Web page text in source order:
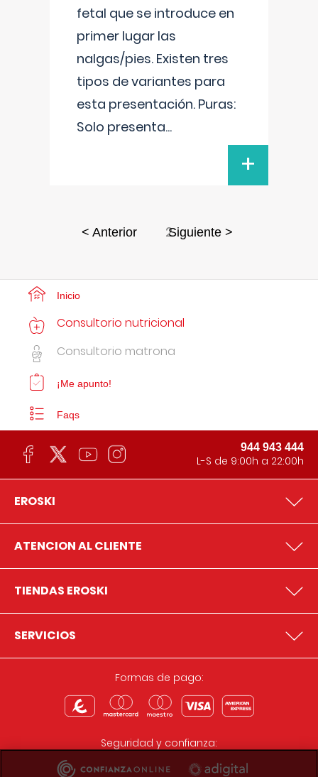
fetal que se introduce en
primer lugar las
nalgas/pies. Existen tres
tipos de variantes para
esta presentación. Puras:
Solo presenta...
+
< Anterior 2Siguiente >
Inicio
Consultorio nutricional
Consultorio matrona
¡Me apunto!
Faqs
944 943 444
L-S de 9:00h a 22:00h
EROSKI
ATENCION AL CLIENTE
TIENDAS EROSKI
SERVICIOS
Formas de pago:
Seguridad y confianza: